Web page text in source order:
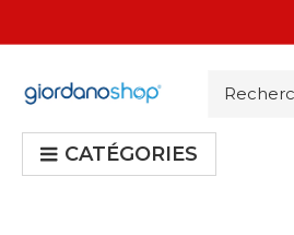
au
Giordano
CATÉGORIES